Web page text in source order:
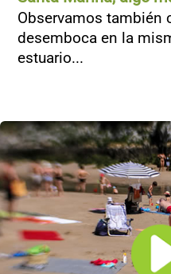
Observamos también
desemboca en la
estuario...